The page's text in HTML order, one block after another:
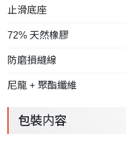
止滑底座
72% 天然橡膠
防磨損縫線
尼龍 + 聚酯纖維
包裝内容